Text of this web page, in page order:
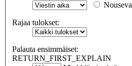
Nouseva
Rajaa tulokset:
Palauta ensimmäiset:
RETURN_FIRST_EXPLAIN